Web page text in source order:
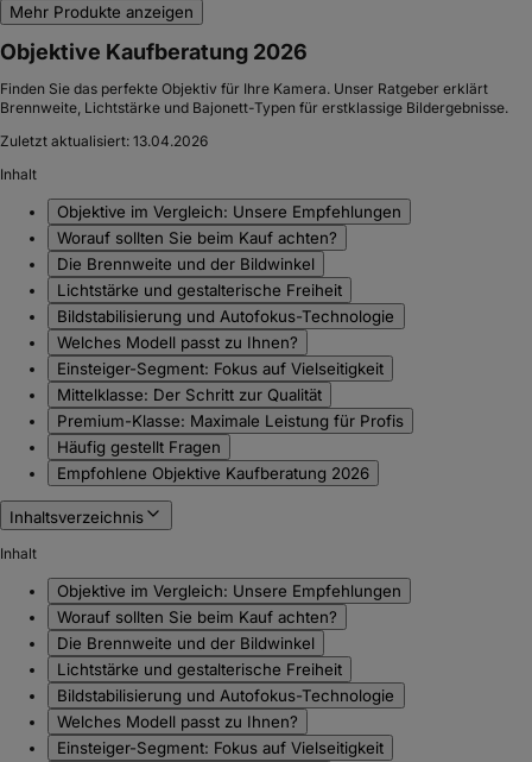
Mehr Produkte anzeigen
Objektive Kaufberatung 2026
Finden Sie das perfekte Objektiv für Ihre Kamera. Unser Ratgeber erklärt
Brennweite, Lichtstärke und Bajonett-Typen für erstklassige Bildergebnisse.
Zuletzt aktualisiert: 13.04.2026
Inhalt
Objektive im Vergleich: Unsere Empfehlungen
Worauf sollten Sie beim Kauf achten?
Die Brennweite und der Bildwinkel
Lichtstärke und gestalterische Freiheit
Bildstabilisierung und Autofokus-Technologie
Welches Modell passt zu Ihnen?
Einsteiger-Segment: Fokus auf Vielseitigkeit
Mittelklasse: Der Schritt zur Qualität
Premium-Klasse: Maximale Leistung für Profis
Häufig gestellt Fragen
Empfohlene Objektive Kaufberatung 2026
Inhaltsverzeichnis
Inhalt
Objektive im Vergleich: Unsere Empfehlungen
Worauf sollten Sie beim Kauf achten?
Die Brennweite und der Bildwinkel
Lichtstärke und gestalterische Freiheit
Bildstabilisierung und Autofokus-Technologie
Welches Modell passt zu Ihnen?
Einsteiger-Segment: Fokus auf Vielseitigkeit